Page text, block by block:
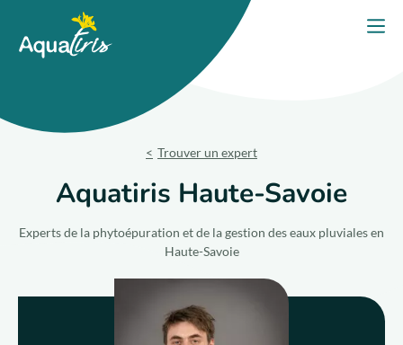
Nos solutions
Trouver un expert
Aquatiris Haute-Savoie
Experts de la phytoépuration et de la gestion des eaux pluviales en
Haute-Savoie